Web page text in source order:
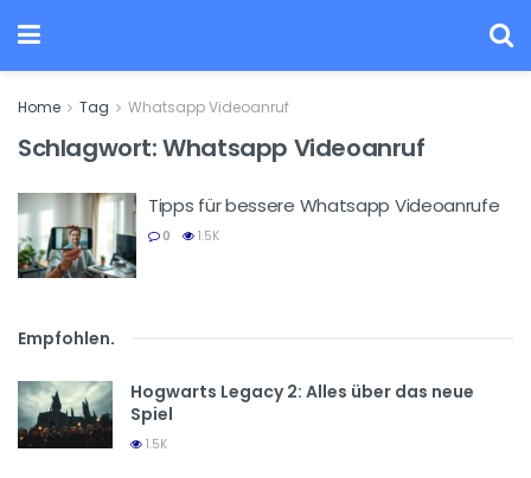
Home Tag Whatsapp Videoanruf
Schlagwort:Whatsapp Videoanruf
Tipps für bessere Whatsapp Videoanrufe
0 1.5K
Empfohlen.
Hogwarts Legacy 2: Alles über das neue
Spiel
1.5K